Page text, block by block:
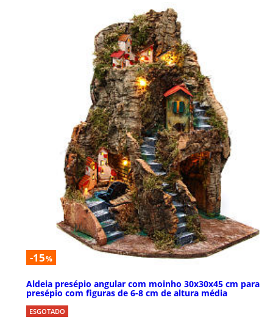
-15%
Aldeia presépio angular com moinho 30x30x45 cm para
presépio com figuras de 6-8 cm de altura média
ESGOTADO